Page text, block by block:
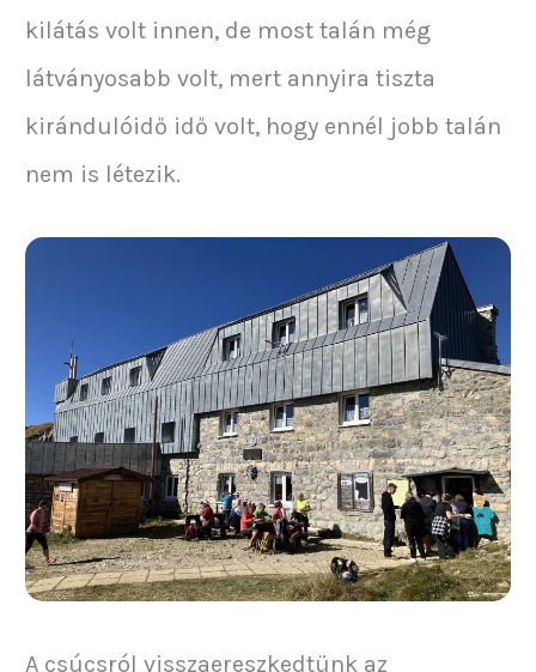
kilátás volt innen, de most talán még
látványosabb volt, mert annyira tiszta
kirándulóidő idő volt, hogy ennél jobb talán
nem is létezik.
A csúcsról visszaereszkedtünk az